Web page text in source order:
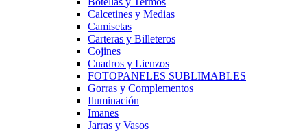
Calcetines y Medias
Camisetas
Carteras y Billeteros
Cojines
Cuadros y Lienzos
FOTOPANELES SUBLIMABLES
Gorras y Complementos
Iluminación
Imanes
Jarras y Vasos